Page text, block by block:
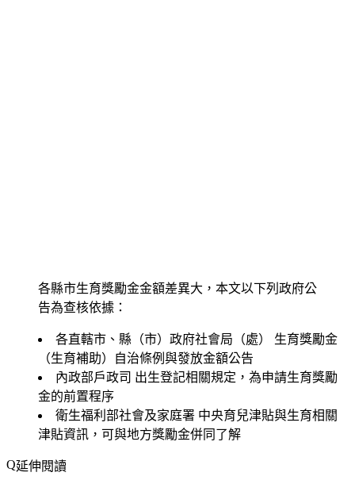
各縣市生育獎勵金金額差異大，本文以下列政府公
告為查核依據：
各直轄市、縣（市）政府社會局（處）
生育獎勵金
（生育補助）自治條例與發放金額公告
內政部戶政司 出生登記相關規定，為申請生育獎勵
金的前置程序
衛生福利部社會及家庭署 中央育兒津貼與生育相關
津貼資訊，可與地方獎勵金併同了解
延伸閱讀